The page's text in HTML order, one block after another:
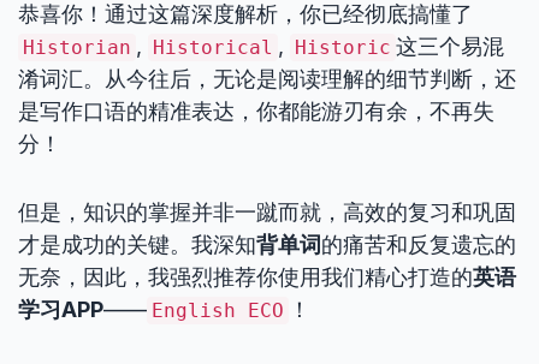
恭喜你！通过这篇深度解析，你已经彻底搞懂了
Historian , Historical , Historic 这三个易混
淆词汇。从今往后，无论是阅读理解的细节判断，还
是写作口语的精准表达，你都能游刃有余，不再失
分！
但是，知识的掌握并非一蹴而就，高效的复习和巩固
才是成功的关键。我深知背单词的痛苦和反复遗忘的
无奈，因此，我强烈推荐你使用我们精心打造的英语
学习APP—— English ECO ！